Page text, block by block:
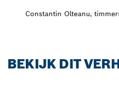
Constantin Olteanu,
BEKIJK DIT